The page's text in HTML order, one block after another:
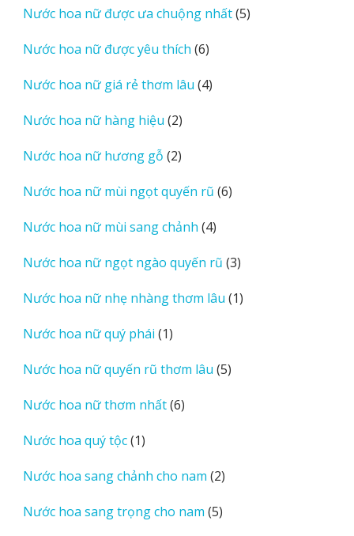
phẩm
Nước hoa nữ được ưa chuộng nhất 55
Nước hoa nữ được yêu thích 66
phẩm
Nước hoa nữ giá rẻ thơm lâu 44
Nước hoa nữ hàng hiệu 22
phẩm
Nước hoa nữ hương gỗ 22
phẩm
Nước hoa nữ mùi ngọt quyến rũ 66
Nước hoa nữ mùi sang chảnh 44
phẩm
Nước hoa nữ ngọt ngào quyến rũ 33
phẩm
Nước hoa nữ nhẹ nhàng thơm lâu 11
Nước hoa nữ quý phái 11
phẩm
Nước hoa nữ quyến rũ thơm lâu 55
Nước hoa nữ thơm nhất 66
Nước hoa quý tộc 11
phẩm
Nước hoa sang chảnh cho nam 22
phẩm
Nước hoa sang trọng cho nam 55